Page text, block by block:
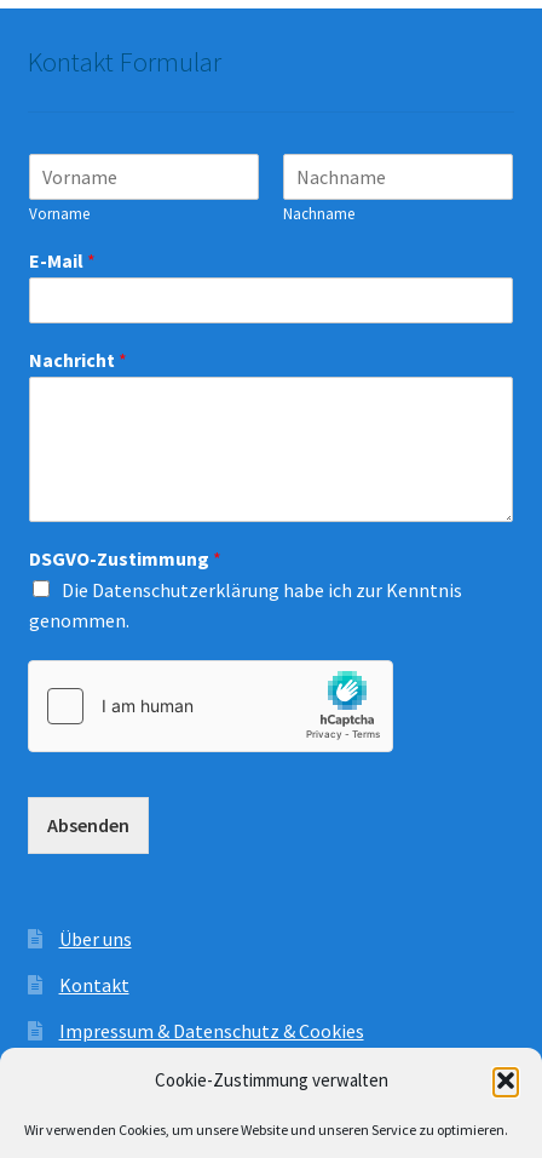
Cookie-Zustimmung verwalten
Wir verwenden Cookies, um unsere Website und unseren Service zu optimieren.
Kontakt Formular
m
Vorname Nachname
a
e
E
E-Mail *
Nachricht *
DSGVO-Zustimmung *
Die Datenschutzerklärung habe ich zur Kenntnis
genommen.
Absenden
Über uns
Kontakt
Impressum & Datenschutz & Cookies